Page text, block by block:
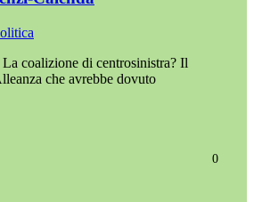
coalizione di centrosinistra? Il
che avrebbe dovuto
0